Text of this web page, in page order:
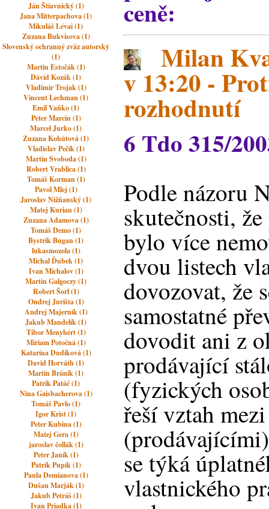
Ján Štiavnický (1)
Jana Mitterpachova (1)
Mikuláš Lévai (1)
Zuzana Bukvisova (1)
Slovenský ochranný zväz autorský
(1)
Martin Estočák (1)
Dávid Kozák (1)
Vladimir Trojak (1)
Vincent Lechman (1)
Emil Vaňko (1)
Peter Marcin (1)
Marcel Jurko (1)
Zuzana Kohútová (1)
Vladislav Pečík (1)
Martin Svoboda (1)
Robert Vrablica (1)
Tomáš Korman (1)
Pavol Mlej (1)
Jaroslav Nižňanský (1)
Matej Kurian (1)
Zuzana Adamova (1)
Tomáš Demo (1)
Bystrik Bugan (1)
lukasmozola (1)
Michal Ďubek (1)
Ivan Michalov (1)
Martin Galgoczy (1)
Robert Šorl (1)
Ondrej Jurišta (1)
Andrej Majerník (1)
Jakub Mandelík (1)
Tibor Menyhért (1)
Miriam Potočná (1)
Katarína Dudíková (1)
David Horváth (1)
Martin Bránik (1)
Patrik Patáč (1)
Nina Gaisbacherova (1)
Tomáš Pavlo (1)
Igor Krist (1)
Peter Kubina (1)
Matej Gera (1)
jaroslav čollák (1)
Peter Janík (1)
Patrik Pupík (1)
Paula Demianova (1)
Dušan Marják (1)
Jakub Petráš (1)
Ivan Priadka (1)
ceně:
Milan
v 13:20 -
rozhodnutí
6 Tdo 315/
Podle názoru
skutečnosti,
bylo více
dvou listech
dovozovat, že
samostatné
dovodit ani z
prodávající
(fyzických
řeší vztah
se týká
vlastnického